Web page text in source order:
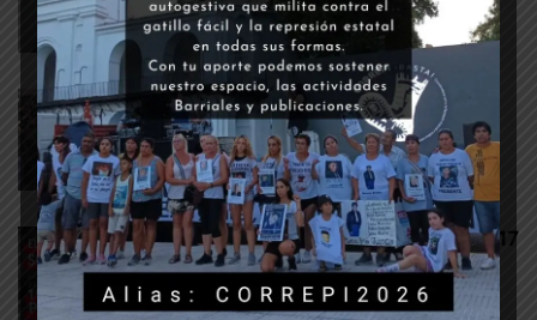
AGENDA 17 enero, 2018
Carta de Sergio a Santiago
DERECHOS HUMANOS 23 octubre, 2017
Resoluciones del EMVyJ, 18/10/17
DERECHOS HUMANOS 18 octubre, 2017